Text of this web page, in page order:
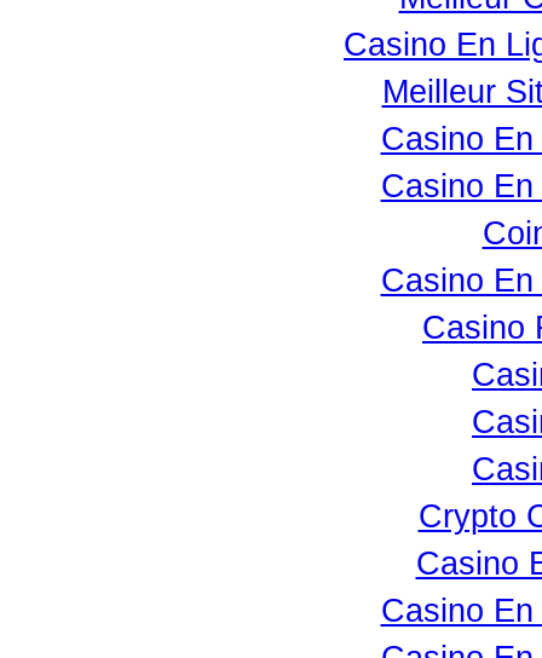
Casino En
Meilleur
Casino
Casino
Casino
Casino
Crypto
Casino
Casino